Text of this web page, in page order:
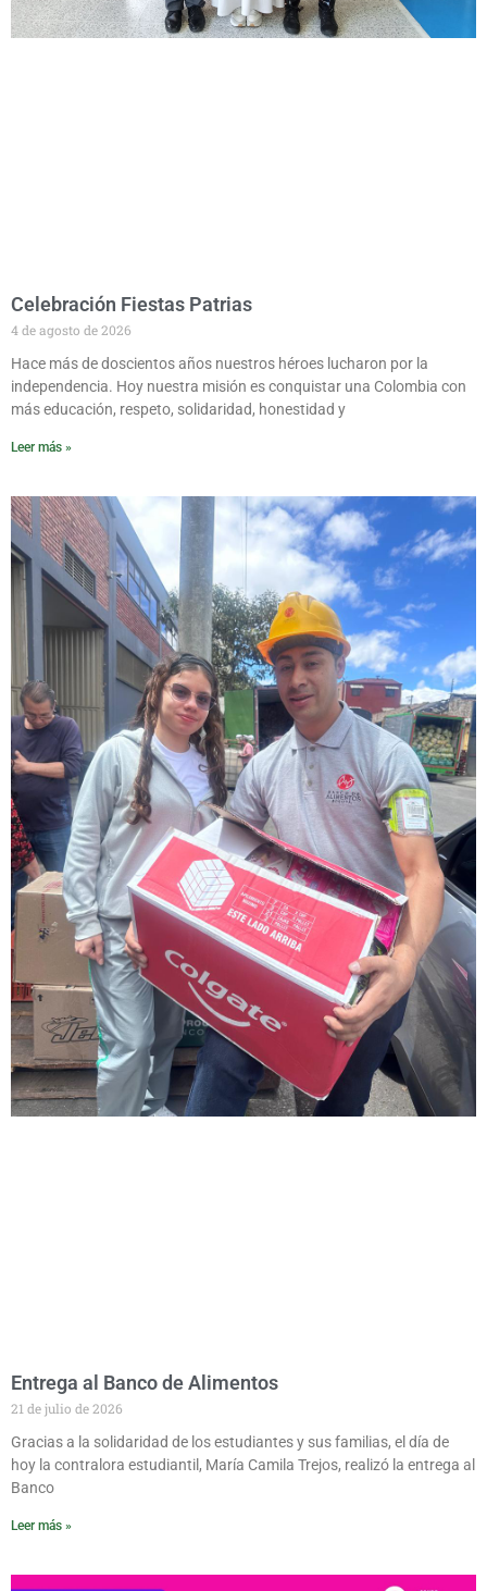
Celebración Fiestas Patrias
4 de agosto de 2026
Hace más de doscientos años nuestros héroes lucharon por la
independencia. Hoy nuestra misión es conquistar una Colombia con
más educación, respeto, solidaridad, honestidad y
Leer más »
Entrega al Banco de Alimentos
21 de julio de 2026
Gracias a la solidaridad de los estudiantes y sus familias, el día de
hoy la contralora estudiantil, María Camila Trejos, realizó la entrega al
Banco
Leer más »